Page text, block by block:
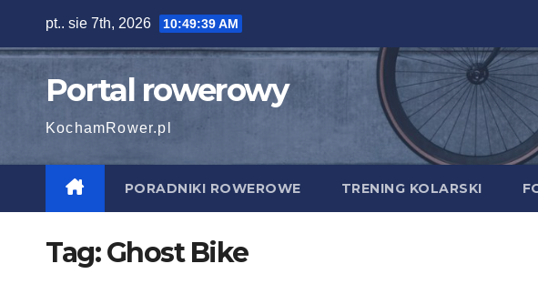
pt.. sie 7th, 2026 10:49:40 AM
Portal rowerowy
KochamRower.pl
PORADNIKI ROWEROWE TRENING KOLARSKI
Tag:Ghost Bike